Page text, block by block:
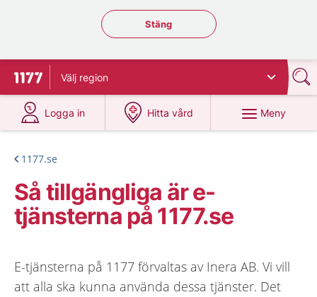
Stäng regionsväljaren
Stäng
Till startsidan för 1177
Välj region
Logga in
på 1177.se
Hitta vård
på 1177.se
Meny
1177.se
Så tillgängliga är e-
tjänsterna på 1177.se
E-tjänsterna på 1177 förvaltas av Inera AB. Vi vill
att alla ska kunna använda dessa tjänster. Det